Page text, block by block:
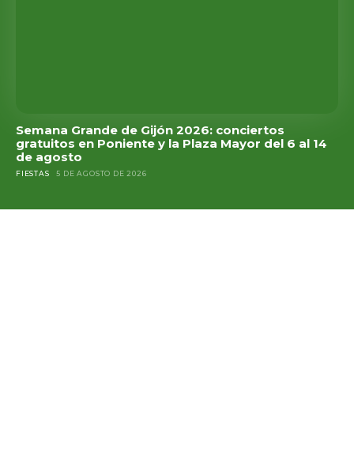
Semana Grande de Gijón 2026: conciertos
gratuitos en Poniente y la Plaza Mayor del 6 al 14
de agosto
FIESTAS 5 DE AGOSTO DE 2026